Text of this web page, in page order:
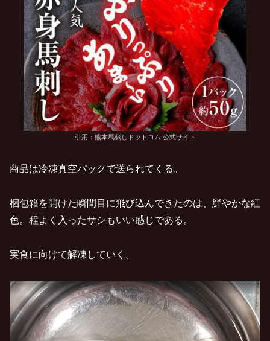
引用：熊本馬刺しドットコム 公式サイト
商品は冷凍真空パックで送られてくる。
梱包箱を開けた瞬間目に飛び込んできたのは、鮮やかな紅
色。程よく入ったサシもいい感じである。
実食に向けて解凍していく。